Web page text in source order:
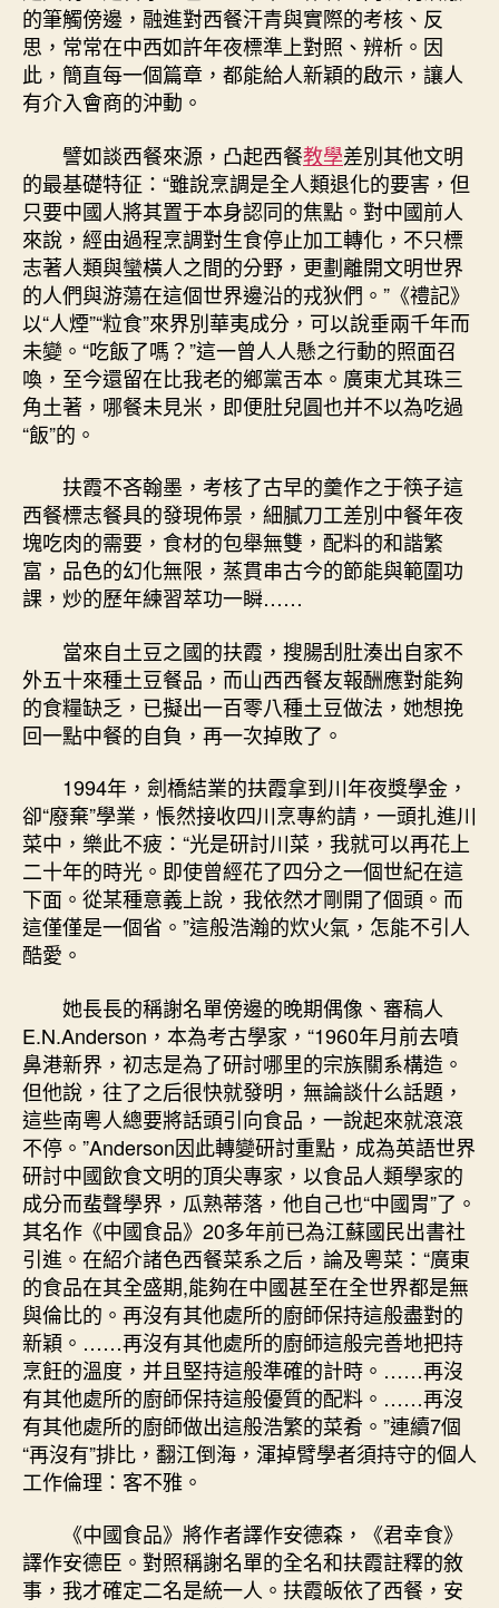
的筆觸傍邊，融進對西餐汗青與實際的考核、反
思，常常在中西如許年夜標準上對照、辨析。因
此，簡直每一個篇章，都能給人新穎的啟示，讓人
有介入會商的沖動。
譬如談西餐來源，凸起西餐教學差別其他文明
的最基礎特征：“雖說烹調是全人類退化的要害，但
只要中國人將其置于本身認同的焦點。對中國前人
來說，經由過程烹調對生食停止加工轉化，不只標
志著人類與蠻橫人之間的分野，更劃離開文明世界
的人們與游蕩在這個世界邊沿的戎狄們。”《禮記》
以“人煙”“粒食”來界別華夷成分，可以說垂兩千年而
未變。“吃飯了嗎？”這一曾人人懸之行動的照面召
喚，至今還留在比我老的鄉黨舌本。廣東尤其珠三
角土著，哪餐未見米，即便肚兒圓也并不以為吃過
“飯”的。
扶霞不吝翰墨，考核了古早的羹作之于筷子這
西餐標志餐具的發現佈景，細膩刀工差別中餐年夜
塊吃肉的需要，食材的包舉無雙，配料的和諧繁
富，品色的幻化無限，蒸貫串古今的節能與範圍功
課，炒的歷年練習萃功一瞬……
當來自土豆之國的扶霞，搜腸刮肚湊出自家不
外五十來種土豆餐品，而山西西餐友報酬應對能夠
的食糧缺乏，已擬出一百零八種土豆做法，她想挽
回一點中餐的自負，再一次掉敗了。
1994年，劍橋結業的扶霞拿到川年夜獎學金，
卻“廢棄”學業，悵然接收四川烹專約請，一頭扎進川
菜中，樂此不疲：“光是研討川菜，我就可以再花上
二十年的時光。即使曾經花了四分之一個世紀在這
下面。從某種意義上說，我依然才剛開了個頭。而
這僅僅是一個省。”這般浩瀚的炊火氣，怎能不引人
酷愛。
她長長的稱謝名單傍邊的晚期偶像、審稿人
E.N.Anderson，本為考古學家，“1960年月前去噴
鼻港新界，初志是為了研討哪里的宗族關系構造。
但他說，往了之后很快就發明，無論談什么話題，
這些南粵人總要將話頭引向食品，一說起來就滾滾
不停。”Anderson因此轉變研討重點，成為英語世界
研討中國飲食文明的頂尖專家，以食品人類學家的
成分而蜚聲學界，瓜熟蒂落，他自己也“中國胃”了。
其名作《中國食品》20多年前已為江蘇國民出書社
引進。在紹介諸色西餐菜系之后，論及粵菜：“廣東
的食品在其全盛期,能夠在中國甚至在全世界都是無
與倫比的。再沒有其他處所的廚師保持這般盡對的
新穎。……再沒有其他處所的廚師這般完善地把持
烹飪的溫度，并且堅持這般準確的計時。……再沒
有其他處所的廚師保持這般優質的配料。……再沒
有其他處所的廚師做出這般浩繁的菜肴。”連續7個
“再沒有”排比，翻江倒海，渾掉臂學者須持守的個人
工作倫理：客不雅。
《中國食品》將作者譯作安德森，《君幸食》
譯作安德臣。對照稱謝名單的全名和扶霞註釋的敘
事，我才確定二名是統一人。扶霞皈依了西餐，安